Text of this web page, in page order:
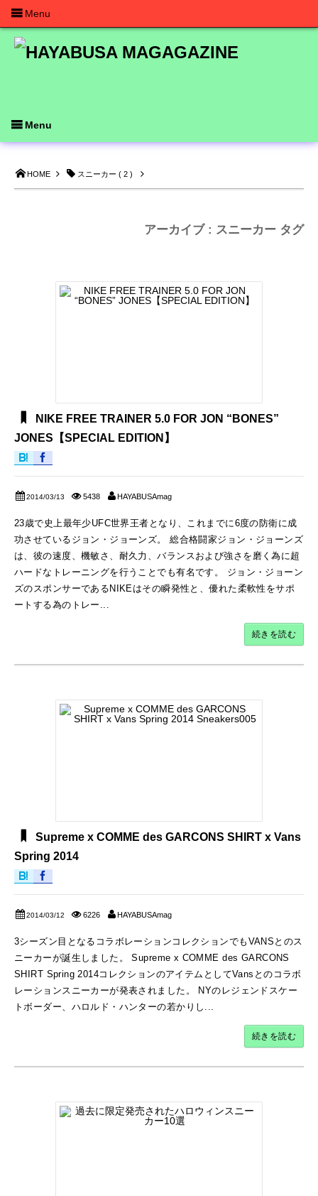
HOME スニーカー ( 2 )
アーカイブ : スニーカー タグ
NIKE FREE TRAINER 5.0 FOR JON “BONES”
JONES【SPECIAL EDITION】
2014/03/13 5438 HAYABUSAmag
23歳で史上最年少UFC世界王者となり、これまでに6度の防衛に成
功させているジョン・ジョーンズ。 総合格闘家ジョン・ジョーンズ
は、彼の速度、機敏さ、耐久力、バランスおよび強さを磨く為に超
ハードなトレーニングを行うことでも有名です。 ジョン・ジョーン
ズのスポンサーであるNIKEはその瞬発性と、優れた柔軟性をサポ
ートする為のトレー...
続きを読む
Supreme x COMME des GARCONS SHIRT x Vans
Spring 2014
2014/03/12 6226 HAYABUSAmag
3シーズン目となるコラボレーションコレクションでもVANSとのス
ニーカーが誕生しました。 Supreme x COMME des GARCONS
SHIRT Spring 2014コレクションのアイテムとしてVansとのコラボ
レーションスニーカーが発表されました。 NYのレジェンドスケー
トボーダー、ハロルド・ハンターの若かりし...
続きを読む
Menu
Menu